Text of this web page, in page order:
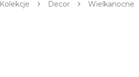
Kolekcje Decor Wielkanocne